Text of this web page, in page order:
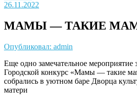
26.11.2022
МАМЫ — ТАКИЕ
Опубликовал: admin
Еще одно замечательное
Городской конкурс «Мамы — такие
собрались в уютном баре Дворца
матери